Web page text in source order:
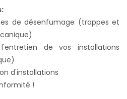
de désenfumage (trappes et
de vos installations
d'installations
!